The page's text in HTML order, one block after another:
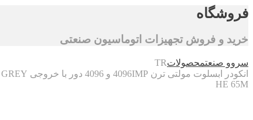
فروشگاه
خرید و فروش تجهیزات اتوماسیون صنعتی
سروو صنعتمحصولاتTR
انکودر ابسلوت مولتی ترن 4096IMP و 4096 دور با خروجی GREY و RS422
HE 65M